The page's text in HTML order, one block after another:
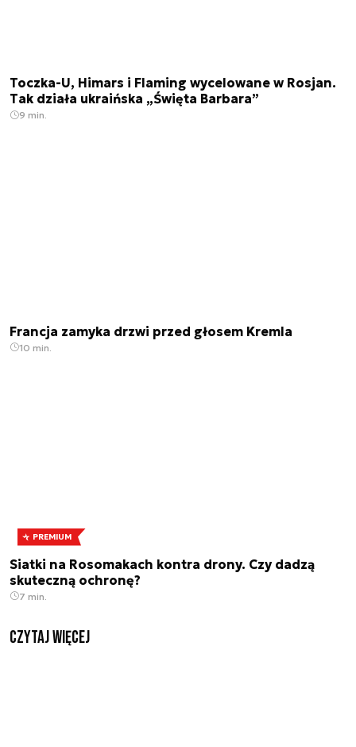
Toczka-U, Himars i Flaming wycelowane w Rosjan.
Tak działa ukraińska „Święta Barbara”
9 min.
Francja zamyka drzwi przed głosem Kremla
10 min.
PREMIUM
Siatki na Rosomakach kontra drony. Czy dadzą
skuteczną ochronę?
7 min.
czytaj więcej